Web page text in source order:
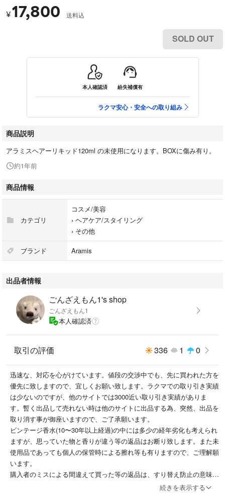
¥17,800 送料込
SOLD OUT
本人確認済 紛失補償有
ラクマ安心・安全への取り組み
商品説明
アラミスヘアーリキッド120ml の未使用になります。BOXに傷み有り。
約1年前
商品情報
カテゴリ
コスメ/美容
› ヘアケア/スタイリング
› その他
ブランド Aramis
出品者情報
ごんざえもん1's shop
ごんざえもん1
本人確認済
取引の評価 336 1 0
迅速な、対応を心がけています。値段の交渉中でも、先に買われた方を
優先に致しますので、宜しくお願い致します。ラクマでの取り引き実績
は少ないのですが、他のサイトでは3000近い取り引き実績がありま
す。暫く出品して売れない時は他のサイトに出品する為、突然、出品を
取り消す事が御座いますので、ご了承願います。
ビンテージ香水(10〜30年以上経過)の中には多少の経年劣化も考えられ
ますが、思っていた物と香りが違う等の返品はお断り致します。また未
使用品であっても個人の保管時による擦れ等も有りますので、ご理解願
います。
購入者のミスによる間違えて買った等の返品は、すり替え防止の意味か
続きを表示する